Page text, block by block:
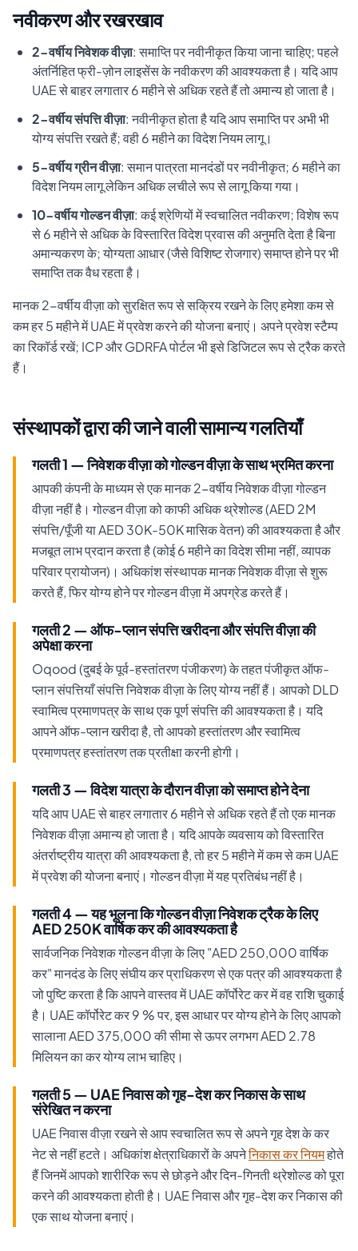
नवीकरण और रखरखाव
2-वर्षीय निवेशक वीज़ा: समाप्ति पर नवीनीकृत किया जाना चाहिए; पहले
अंतर्निहित फ्री-ज़ोन लाइसेंस के नवीकरण की आवश्यकता है। यदि आप
UAE से बाहर लगातार 6 महीने से अधिक रहते हैं तो अमान्य हो जाता है।
2-वर्षीय संपत्ति वीज़ा: नवीनीकृत होता है यदि आप समाप्ति पर अभी भी
योग्य संपत्ति रखते हैं; वही 6 महीने का विदेश नियम लागू।
5-वर्षीय ग्रीन वीज़ा: समान पात्रता मानदंडों पर नवीनीकृत; 6 महीने का
विदेश नियम लागू लेकिन अधिक लचीले रूप से लागू किया गया।
10-वर्षीय गोल्डन वीज़ा: कई श्रेणियों में स्वचालित नवीकरण; विशेष रूप
से 6 महीने से अधिक के विस्तारित विदेश प्रवास की अनुमति देता है बिना
अमान्यकरण के; योग्यता आधार (जैसे विशिष्ट रोजगार) समाप्त होने पर भी
समाप्ति तक वैध रहता है।
मानक 2-वर्षीय वीज़ा को सुरक्षित रूप से सक्रिय रखने के लिए हमेशा कम से
कम हर 5 महीने में UAE में प्रवेश करने की योजना बनाएं। अपने प्रवेश स्टैम्प
का रिकॉर्ड रखें; ICP और GDRFA पोर्टल भी इसे डिजिटल रूप से ट्रैक करते
हैं।
संस्थापकों द्वारा की जाने वाली सामान्य गलतियाँ
गलती 1 — निवेशक वीज़ा को गोल्डन वीज़ा के साथ भ्रमित करना
आपकी कंपनी के माध्यम से एक मानक 2-वर्षीय निवेशक वीज़ा गोल्डन
वीज़ा नहीं है। गोल्डन वीज़ा को काफी अधिक थ्रेशोल्ड (AED 2M
संपत्ति/पूँजी या AED 30K-50K मासिक वेतन) की आवश्यकता है और
मजबूत लाभ प्रदान करता है (कोई 6 महीने का विदेश सीमा नहीं, व्यापक
परिवार प्रायोजन)। अधिकांश संस्थापक मानक निवेशक वीज़ा से शुरू
करते हैं, फिर योग्य होने पर गोल्डन वीज़ा में अपग्रेड करते हैं।
गलती 2 — ऑफ-प्लान संपत्ति खरीदना और संपत्ति वीज़ा की
अपेक्षा करना
Oqood (दुबई के पूर्व-हस्तांतरण पंजीकरण) के तहत पंजीकृत ऑफ-
प्लान संपत्तियाँ संपत्ति निवेशक वीज़ा के लिए योग्य नहीं हैं। आपको DLD
स्वामित्व प्रमाणपत्र के साथ एक पूर्ण संपत्ति की आवश्यकता है। यदि
आपने ऑफ-प्लान खरीदा है, तो आपको हस्तांतरण और स्वामित्व
प्रमाणपत्र हस्तांतरण तक प्रतीक्षा करनी होगी।
गलती 3 — विदेश यात्रा के दौरान वीज़ा को समाप्त होने देना
यदि आप UAE से बाहर लगातार 6 महीने से अधिक रहते हैं तो एक मानक
निवेशक वीज़ा अमान्य हो जाता है। यदि आपके व्यवसाय को विस्तारित
अंतर्राष्ट्रीय यात्रा की आवश्यकता है, तो हर 5 महीने में कम से कम UAE
में प्रवेश की योजना बनाएं। गोल्डन वीज़ा में यह प्रतिबंध नहीं है।
गलती 4 — यह भूलना कि गोल्डन वीज़ा निवेशक ट्रैक के लिए
AED 250K वार्षिक कर की आवश्यकता है
सार्वजनिक निवेशक गोल्डन वीज़ा के लिए "AED 250,000 वार्षिक
कर" मानदंड के लिए संघीय कर प्राधिकरण से एक पत्र की आवश्यकता है
जो पुष्टि करता है कि आपने वास्तव में UAE कॉर्पोरेट कर में वह राशि चुकाई
है। UAE कॉर्पोरेट कर 9 % पर, इस आधार पर योग्य होने के लिए आपको
सालाना AED 375,000 की सीमा से ऊपर लगभग AED 2.78
मिलियन का कर योग्य लाभ चाहिए।
गलती 5 — UAE निवास को गृह-देश कर निकास के साथ
संरेखित न करना
UAE निवास वीज़ा रखने से आप स्वचालित रूप से अपने गृह देश के कर
नेट से नहीं हटते। अधिकांश क्षेत्राधिकारों के अपनेनिकास कर नियमहोते
हैं जिनमें आपको शारीरिक रूप से छोड़ने और दिन-गिनती थ्रेशोल्ड को पूरा
करने की आवश्यकता होती है। UAE निवास और गृह-देश कर निकास की
एक साथ योजना बनाएं।